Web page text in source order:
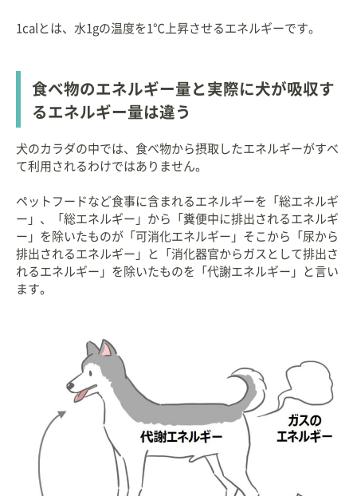
1calとは、水1gの温度を1℃上昇させるエネルギーです。
食べ物のエネルギー量と実際に犬が吸収す
るエネルギー量は違う
犬のカラダの中では、食べ物から摂取したエネルギーがすべ
て利用されるわけではありません。
ペットフードなど食事に含まれるエネルギーを「総エネルギ
ー」、「総エネルギー」から「糞便中に排出されるエネルギ
ー」を除いたものが「可消化エネルギー」そこから「尿から
排出されるエネルギー」と「消化器官からガスとして排出さ
れるエネルギー」を除いたものを「代謝エネルギー」と言い
ます。